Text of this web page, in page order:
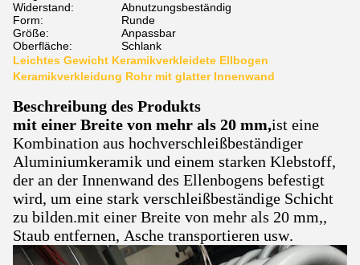
Widerstand:
Abnutzungsbeständig
Form:
Runde
Größe:
Anpassbar
Oberfläche:
Schlank
Leichtes Gewicht Keramikverkleidete Ellbogen
Keramikverkleidung Rohr mit glatter Innenwand
Beschreibung des Produkts
mit einer Breite von mehr als 20 mm,ist eine
Kombination aus hochverschleißbeständiger
Aluminiumkeramik und einem starken Klebstoff,
der an der Innenwand des Ellenbogens befestigt
wird, um eine stark verschleißbeständige Schicht
zu bilden.mit einer Breite von mehr als 20 mm,,
Staub entfernen, Asche transportieren usw.